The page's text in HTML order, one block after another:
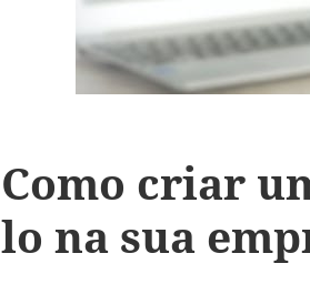
Como criar
lo na sua